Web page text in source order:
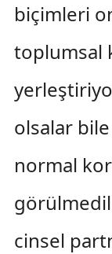
biçimleri
toplumsal
olsalar
normal
cinsel